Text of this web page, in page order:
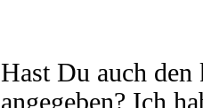
Hast Du auch
angegeben? Ich